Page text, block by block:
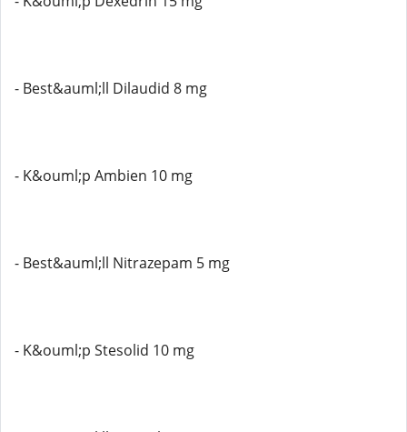
- Best&auml;ll Dilaudid 8 mg
- K&ouml;p Ambien 10 mg
- Best&auml;ll Nitrazepam 5 mg
- K&ouml;p Stesolid 10 mg